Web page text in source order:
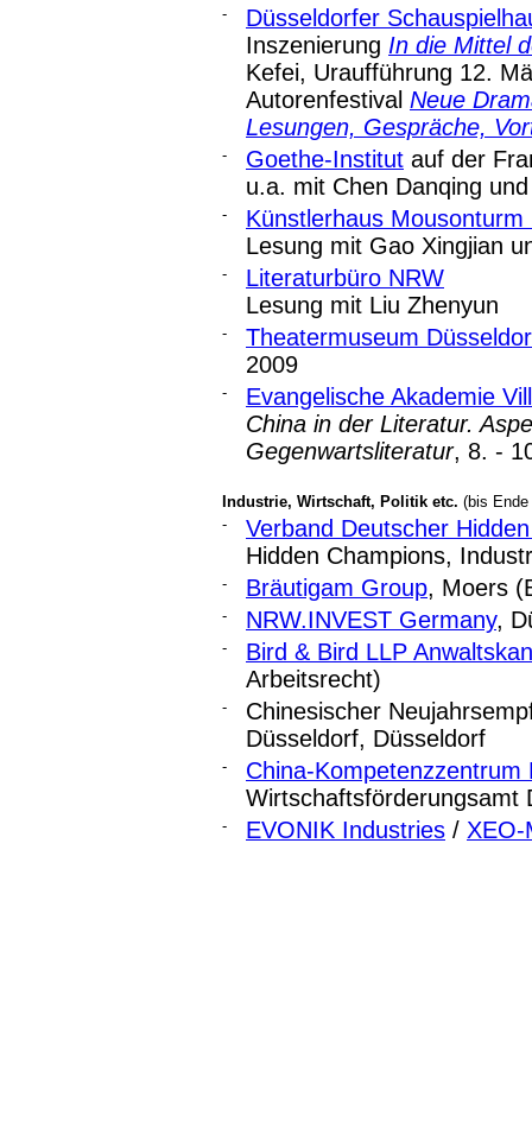
-
Düsseldorfer
Inszenierung In die Mittel
Kefei, Uraufführung 12.
Autorenfestival Neue
Lesungen, Gespräche,
- Goethe-Institut auf der
u.a. mit Chen Danqing
-
Künstlerhaus Mousonturm
Lesung mit Gao Xingjian
-
Literaturbüro NRW
Lesung mit Liu Zhenyun
-
Theatermuseum
2009
-
Evangelische Akademie
China in der Literatur.
Gegenwartsliteratur, 8. -
Industrie, Wirtschaft, Politik etc. (bis Ende
-
Verband Deutscher
Hidden Champions,
- Bräutigam Group, Moers
- NRW.INVEST Germany,
-
Bird & Bird LLP
Arbeitsrecht)
-
Chinesischer
Düsseldorf, Düsseldorf
-
China-Kompetenzzentrum
Wirtschaftsförderungsamt
- EVONIK Industries / XEO-